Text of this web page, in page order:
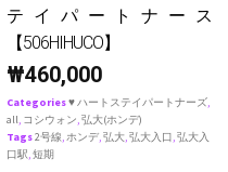
テイパートナース
【506HIHUCO】
₩460,000
Categories♥ ハートステイパートナーズ,
all, コシウォン,弘大(ホンデ)
Tags2号線,ホンデ,弘大,弘大入口,弘大入
口駅,短期